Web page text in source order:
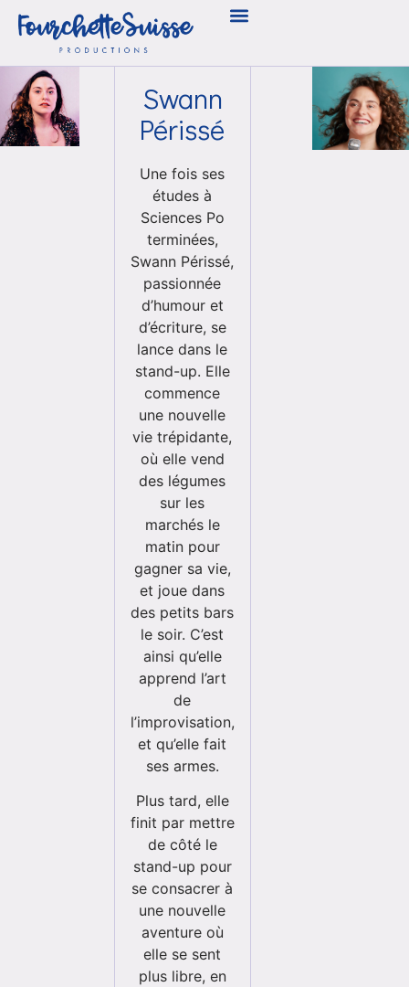
Swann
Périssé
Une fois ses
études à
Sciences Po
terminées,
Swann Périssé,
passionnée
d’humour et
d’écriture, se
lance dans le
stand-up. Elle
commence
une nouvelle
vie trépidante,
où elle vend
des légumes
sur les
marchés le
matin pour
gagner sa vie,
et joue dans
des petits bars
le soir. C’est
ainsi qu’elle
apprend l’art
de
l’improvisation,
et qu’elle fait
ses armes.
Plus tard, elle
finit par mettre
de côté le
stand-up pour
se consacrer à
une nouvelle
aventure où
elle se sent
plus libre, en